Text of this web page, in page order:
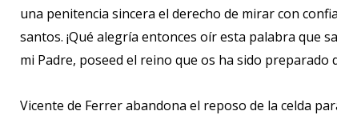
una penitencia sincera el derecho de mirar con
santos. ¡Qué alegría entonces oír esta palabra que
mi Padre, poseed el reino que os ha sido preparado
Vicente de Ferrer abandona el reposo de la celda